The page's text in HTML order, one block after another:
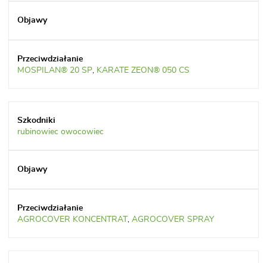
MOSPILAN® 20 SP, KARATE ZEON® 050 CS
rubinowiec owocowiec
AGROCOVER KONCENTRAT , AGROCOVER SPRAY